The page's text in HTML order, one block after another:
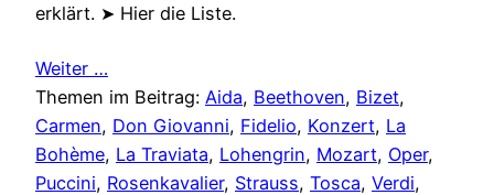
erklärt. ➤ Hier die Liste.
Weiter …
Themen im Beitrag: Aida, Beethoven, Bizet
Carmen, Don Giovanni, Fidelio, Konzert, La
Bohème, La Traviata, Lohengrin, Mozart, Oper
Puccini, Rosenkavalier, Strauss, Tosca, Verdi